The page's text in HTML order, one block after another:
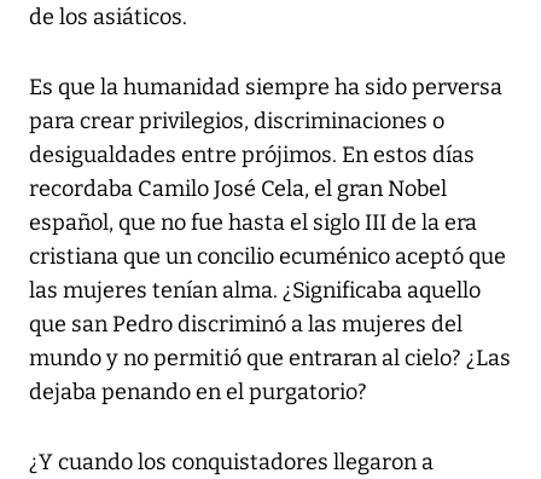
de los asiáticos.
Es que la humanidad siempre ha sido perversa
para crear privilegios, discriminaciones o
desigualdades entre prójimos. En estos días
recordaba Camilo José Cela, el gran Nobel
español, que no fue hasta el siglo III de la era
cristiana que un concilio ecuménico aceptó que
las mujeres tenían alma. ¿Significaba aquello
que san Pedro discriminó a las mujeres del
mundo y no permitió que entraran al cielo? ¿Las
dejaba penando en el purgatorio?
¿Y cuando los conquistadores llegaron a